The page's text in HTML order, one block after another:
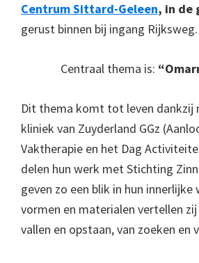
Centrum Sittard-Geleen, in de
gerust binnen bij ingang Rijksweg.
Centraal thema is:
Dit thema komt tot leven dankzij
kliniek van Zuyderland GGz
Vaktherapie en het Dag
delen hun werk met Stichting
geven zo een blik in hun innerlijke
vormen en materialen vertellen zij
vallen en opstaan, van zoeken en